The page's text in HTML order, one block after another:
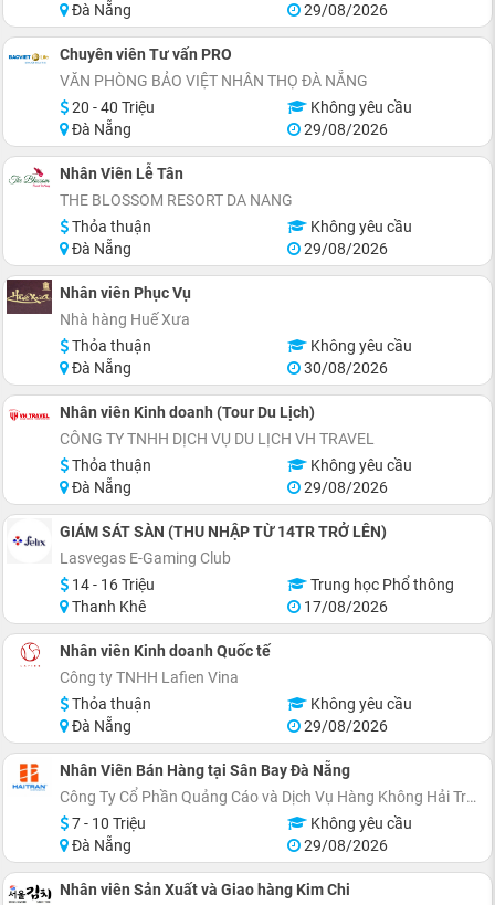
Đà Nẵng 29/08/2026
Chuyên viên Tư vấn PRO
VĂN PHÒNG BẢO VIỆT NHÂN THỌ ĐÀ NẴNG
20 - 40 Triệu
Không yêu cầu
Đà Nẵng
29/08/2026
Nhân Viên Lễ Tân
THE BLOSSOM RESORT DA NANG
Thỏa thuận
Không yêu cầu
Đà Nẵng
29/08/2026
Nhân viên Phục Vụ
Nhà hàng Huế Xưa
Thỏa thuận
Không yêu cầu
Đà Nẵng
30/08/2026
Nhân viên Kinh doanh (Tour Du Lịch)
CÔNG TY TNHH DỊCH VỤ DU LỊCH VH TRAVEL
Thỏa thuận
Không yêu cầu
Đà Nẵng
29/08/2026
GIÁM SÁT SÀN (THU NHẬP TỪ 14TR TRỞ LÊN)
Lasvegas E-Gaming Club
14 - 16 Triệu
Trung học Phổ thông
Thanh Khê
17/08/2026
Nhân viên Kinh doanh Quốc tế
Công ty TNHH Lafien Vina
Thỏa thuận
Không yêu cầu
Đà Nẵng
29/08/2026
Nhân Viên Bán Hàng tại Sân Bay Đà Nẵng
Công Ty Cổ Phần Quảng Cáo và Dịch Vụ Hàng Không Hải Trần
7 - 10 Triệu
Không yêu cầu
Đà Nẵng
29/08/2026
Nhân viên Sản Xuất và Giao hàng Kim Chi